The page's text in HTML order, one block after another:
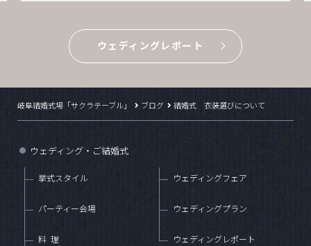
ウェディングレポート
岐阜結婚式場「サクラテーブル」 ブログ 結婚式 衣装選びについて
● ウェディング・ご結婚式
挙式スタイル
パーティー会場
料理
ウェディングフェア
ウェディングプラン
ウェディングレポート